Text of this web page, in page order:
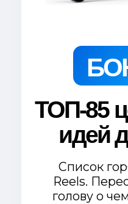
Кому не
данная
У кого нет никакого
Если ты постишь
видосики или ТОЛЬКО
друзьями и у тебя нет
платных продуктов,
Тем, кто хочет